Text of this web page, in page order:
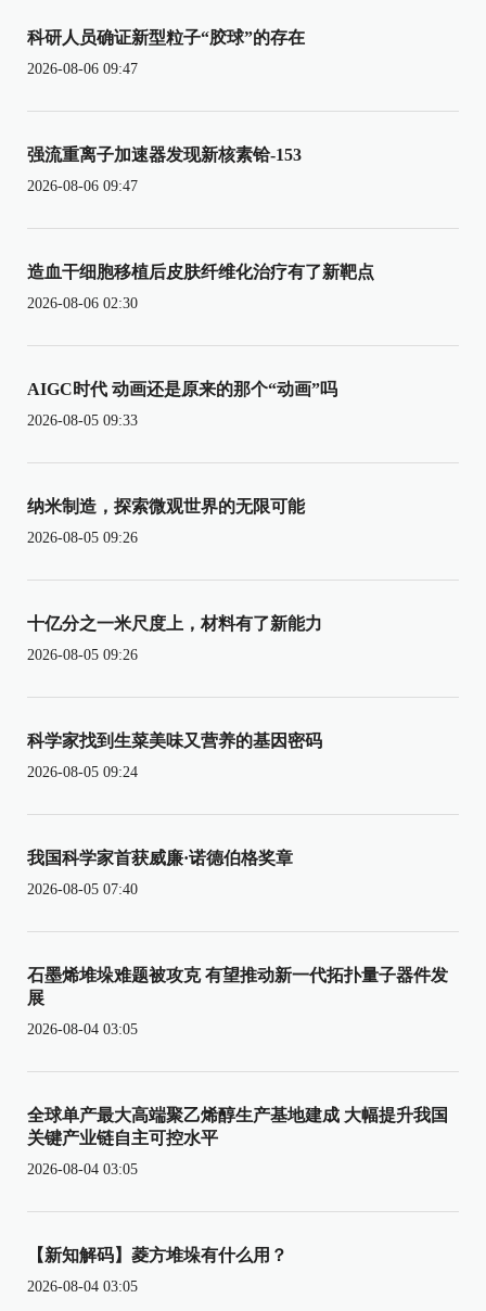
科研人员确证新型粒子“胶球”的存在
2026-08-06 09:47
强流重离子加速器发现新核素铪-153
2026-08-06 09:47
造血干细胞移植后皮肤纤维化治疗有了新靶点
2026-08-06 02:30
AIGC时代 动画还是原来的那个“动画”吗
2026-08-05 09:33
纳米制造，探索微观世界的无限可能
2026-08-05 09:26
十亿分之一米尺度上，材料有了新能力
2026-08-05 09:26
科学家找到生菜美味又营养的基因密码
2026-08-05 09:24
我国科学家首获威廉·诺德伯格奖章
2026-08-05 07:40
石墨烯堆垛难题被攻克 有望推动新一代拓扑量子器件发
展
2026-08-04 03:05
全球单产最大高端聚乙烯醇生产基地建成 大幅提升我国
关键产业链自主可控水平
2026-08-04 03:05
【新知解码】菱方堆垛有什么用？
2026-08-04 03:05